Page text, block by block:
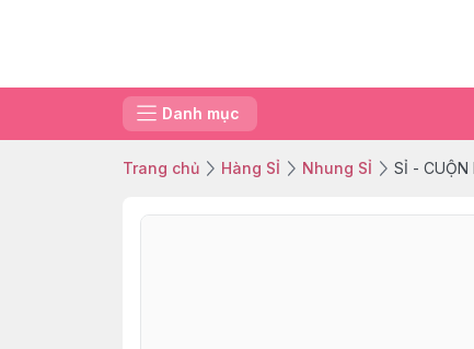
Danh mục
Trang chủ Hàng SỈ Nhung SỈ SỈ - CUỘN